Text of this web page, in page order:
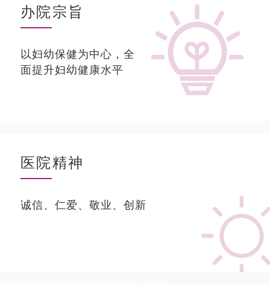
办院宗旨
以妇幼保健为中心，全
面提升妇幼健康水平
医院精神
诚信、仁爱、敬业、创新